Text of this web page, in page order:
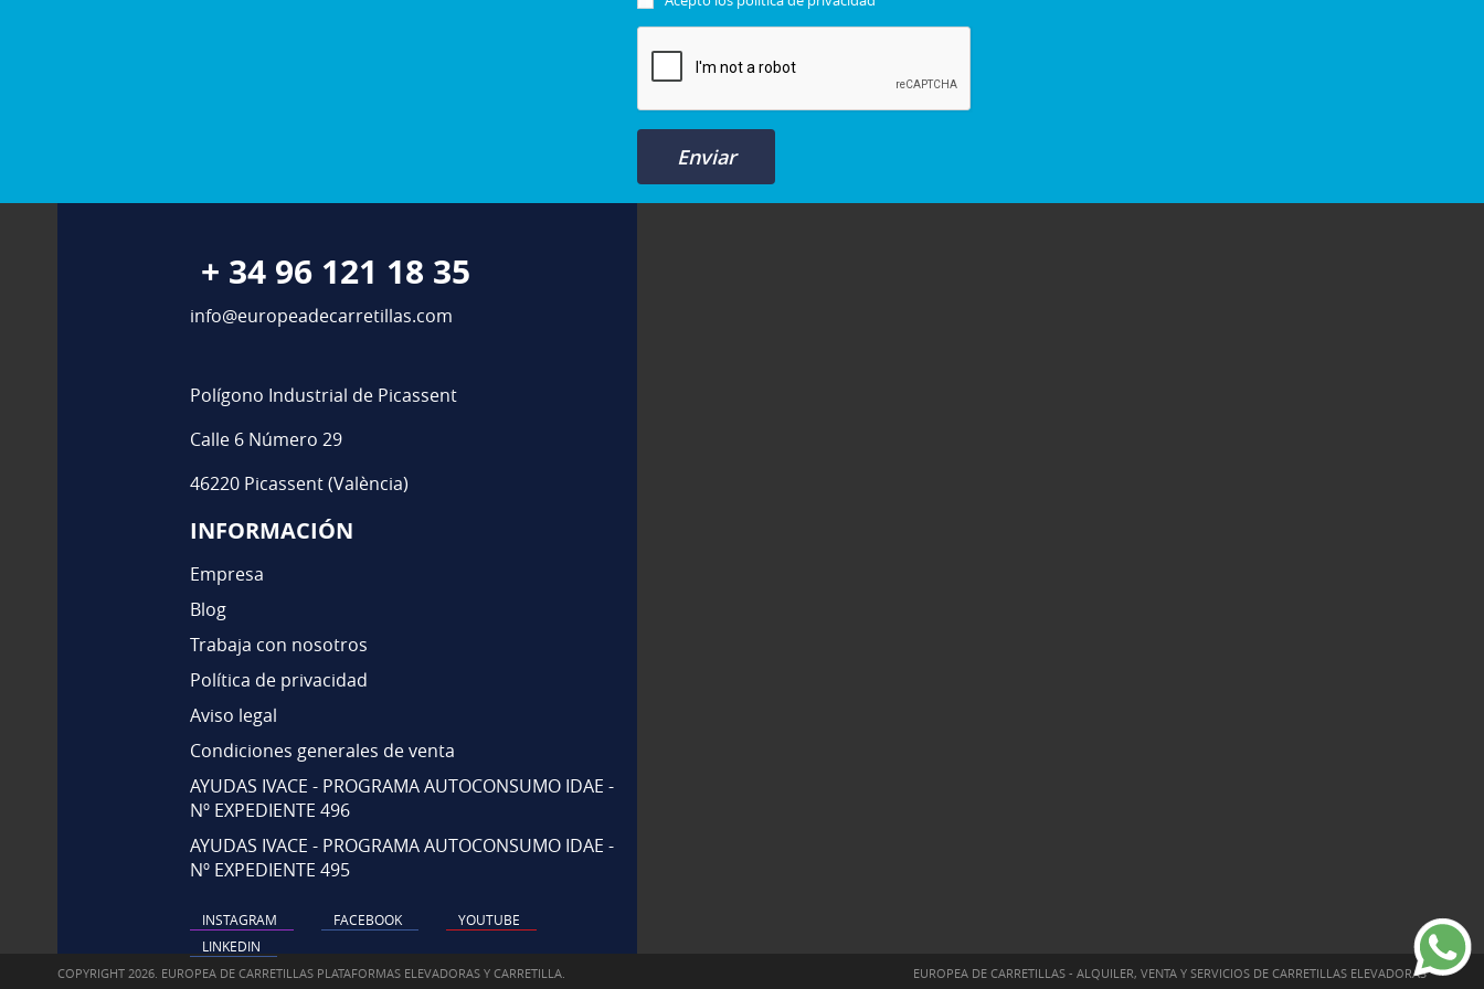
Enviar
+ 34 96 121 18 35
info@europeadecarretillas.com
Polígono Industrial de Picassent
Calle 6 Número 29
46220 Picassent (València)
INFORMACIÓN
Empresa
Blog
Trabaja con nosotros
Política de privacidad
Aviso legal
Condiciones generales de venta
AYUDAS IVACE - PROGRAMA AUTOCONSUMO IDAE -
Nº EXPEDIENTE 496
AYUDAS IVACE - PROGRAMA AUTOCONSUMO IDAE -
Nº EXPEDIENTE 495
INSTAGRAM FACEBOOK
YOUTUBE
LINKEDIN
COPYRIGHT 2026. EUROPEA DE CARRETILLAS PLATAFORMAS ELEVADORAS Y CARRETILLA. EUROPEA DE CARRETILLAS - ALQUILER, VENTA Y SERVICIOS DE CARRETILLAS ELEVADORAS